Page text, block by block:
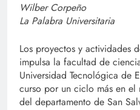
Wilber Corpeño
La Palabra Universitaria
Los proyectos y actividades
impulsa la facultad de
Universidad Tecnológica de
curso por un ciclo más en
del departamento de San